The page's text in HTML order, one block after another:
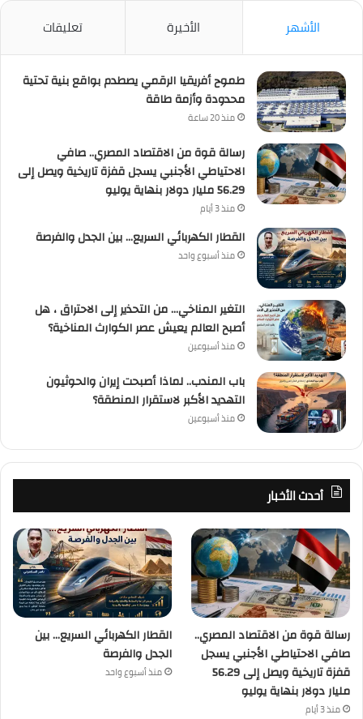
الأشهر الأخيرة تعليقات
طموح أفريقيا الرقمي يصطدم بواقع بنية تحتية
محدودة وأزمة طاقة
منذ 20 ساعة
رسالة قوة من الاقتصاد المصري.. صافي
الاحتياطي الأجنبي يسجل قفزة تاريخية ويصل إلى
56.29 مليار دولار بنهاية يوليو
منذ 3 أيام
القطار الكهربائي السريع… بين الجدل والفرصة
منذ أسبوع واحد
التغير المناخي… من التحذير إلى الاحتراق ، هل
أصبح العالم يعيش عصر الكوارث المناخية؟
منذ أسبوعين
باب المندب.. لماذا أصبحت إيران والحوثيون
التهديد الأكبر لاستقرار المنطقة؟
منذ أسبوعين
أحدث الأخبار
رسالة قوة من الاقتصاد المصري..
صافي الاحتياطي الأجنبي يسجل
قفزة تاريخية ويصل إلى 56.29
مليار دولار بنهاية يوليو
منذ 3 أيام
القطار الكهربائي السريع… بين
الجدل والفرصة
منذ أسبوع واحد